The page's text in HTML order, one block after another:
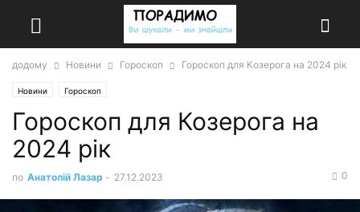
додому Новини Гороскоп Гороскоп для Козерога на 2024 рік
Новини Гороскоп
Гороскоп для Козерога на
2024 рік
по Анатолій Лазар - 27.12.2023 0